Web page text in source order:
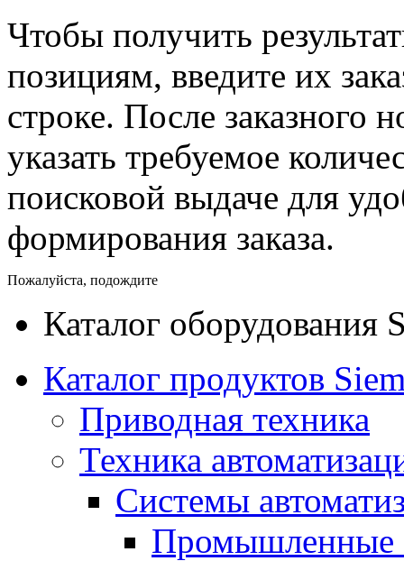
Чтобы получить
позициям, введите их
строке. После заказного
указать требуемое
поисковой выдаче для
формирования заказа.
Пожалуйста, подождите
Каталог оборудования
Каталог продуктов
Приводная техника
Техника
Системы
Промышленные